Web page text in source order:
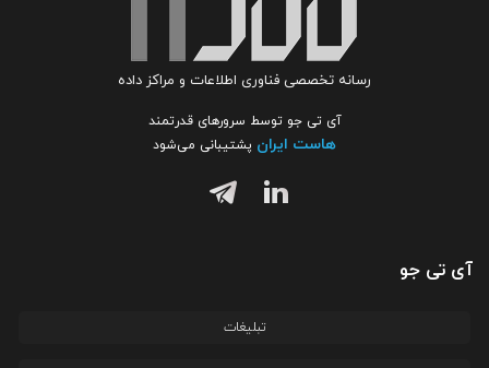
رسانه تخصصی فناوری اطلاعات و مراکز داده
آی تی جو توسط سرورهای قدرتمند
هاست ایران پشتیبانی می‌شود
آی تی جو
تبلیغات